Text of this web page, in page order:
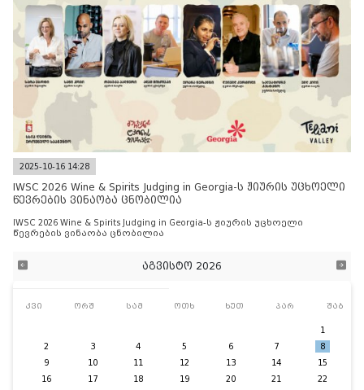
2025-10-16 14:28
IWSC 2026 Wine & Spirits Judging in Georgia-ს ჟიურის უცხოელი
წევრების ვინაობა ცნობილია
IWSC 2026 Wine & Spirits Judging in Georgia-ს ჟიურის უცხოელი
წევრების ვინაობა ცნობილია
აგვისტო 2026
კვი ორშ სამ ოთხ ხუთ პარ შაბ
1
2
3 4 5 6 7
8
9
10 11 12 13 14
15
16
17 18 19 20 21
22